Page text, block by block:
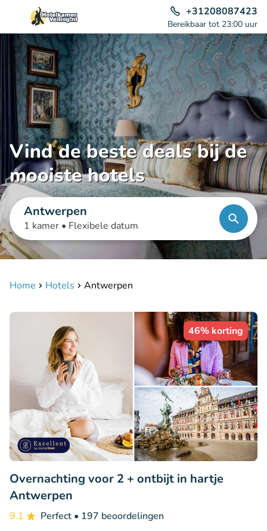
+31208087423
Bereikbaar tot 23:00 uur
Vind de beste deals bij de
mooiste hotels
Antwerpen
1 kamer • Flexibele datum
Home Hotels Antwerpen
46% korting
Overnachting voor 2 + ontbijt in hartje
Antwerpen
9.1 Perfect • 197 beoordelingen